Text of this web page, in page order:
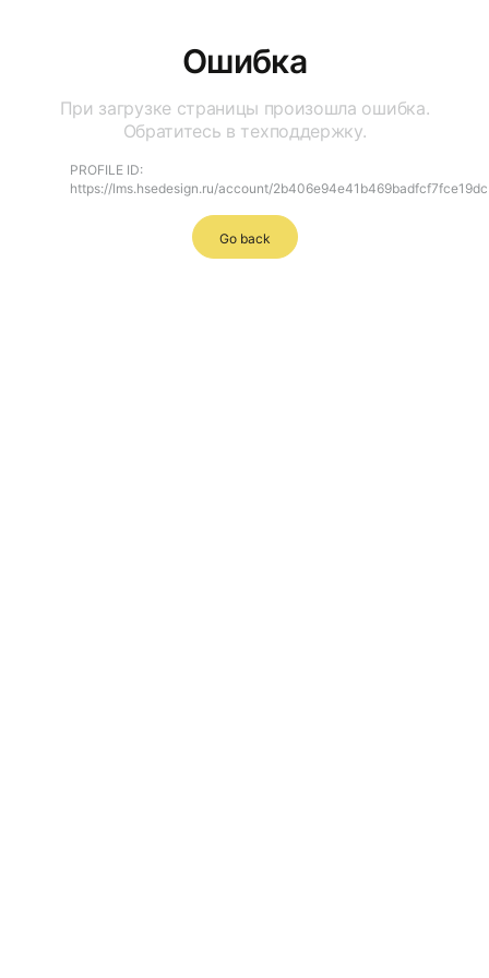
Ошибка
При загрузке страницы произошла ошибка.
Обратитесь в техподдержку.
PROFILE ID:
https://lms.hsedesign.ru/account/
Go back